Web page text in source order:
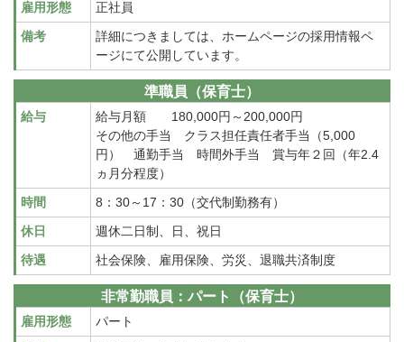
雇用形態
正社員
備考
詳細につきましては、ホームページの採用情報ペ
ージにて公開しています。
準職員（保育士）
給与
給与月額 180,000円～200,000円
その他の手当 クラス担任責任者手当（5,000
円） 通勤手当 時間外手当 賞与年２回（年2.4
ヵ月分程度）
時間
8：30～17：30（交代制勤務有）
休日
週休二日制、日、祝日
待遇
社会保険、雇用保険、労災、退職共済制度
非常勤職員：パート（保育士）
雇用形態
パート